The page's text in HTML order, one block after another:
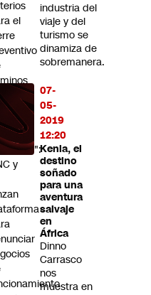
industria del
viaje y del
turismo se
dinamiza de
sobremanera.
07-
05-
2019
12:20
Kenia, el
destino
soñado
para una
aventura
salvaje
en
África
Dinno
Carrasco
nos
muestra en
el
y